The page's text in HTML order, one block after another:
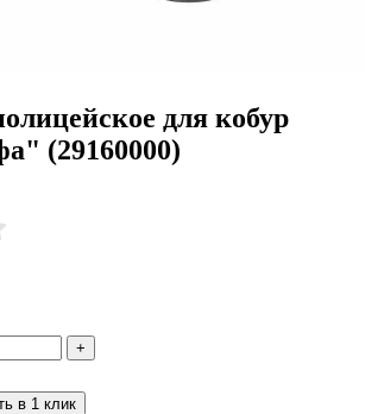
для кобур
(29160000)
+
в 1 клик